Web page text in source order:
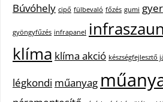
Búvóhely cipő fülbevaló főzés gumi
gyöngyfűzés infrapanel
klíma klíma akció készségfejlesztő
légkondi műanyag